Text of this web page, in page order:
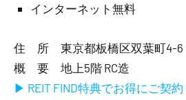
インターネット無料
住 所 東京都板橋区双葉町4-6
概 要 地上5階 RC造
▶ REIT FIND特典でお得にご契約